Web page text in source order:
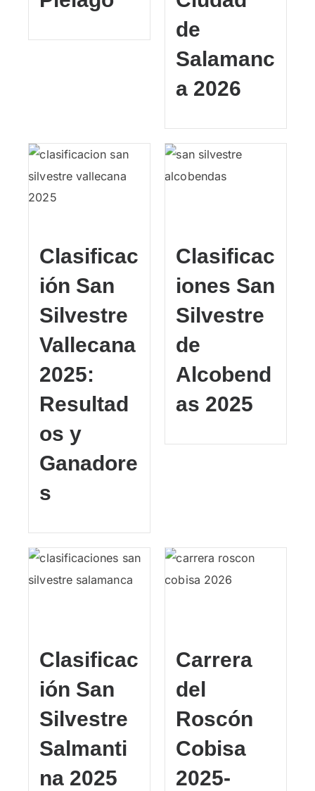
de
Salamanc
a 2026
Clasificac
ión San
Silvestre
Vallecana
2025:
Resultad
os y
Ganadore
s
Clasificac
iones San
Silvestre
de
Alcobend
as 2025
Clasificac
ión San
Silvestre
Salmanti
na 2025
Carrera
del
Roscón
Cobisa
2025-